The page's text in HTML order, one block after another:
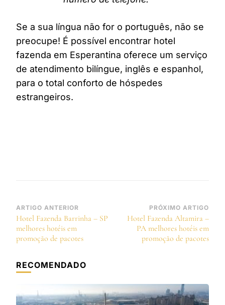
Se a sua língua não for o português, não se
preocupe! É possível encontrar hotel
fazenda em Esperantina oferece um serviço
de atendimento bilíngue, inglês e espanhol,
para o total conforto de hóspedes
estrangeiros.
Navegação
de
post
ARTIGO ANTERIOR
Hotel Fazenda Barrinha – SP
melhores hotéis em
promoção de pacotes
PRÓXIMO ARTIGO
Hotel Fazenda Altamira –
PA melhores hotéis em
promoção de pacotes
RECOMENDADO